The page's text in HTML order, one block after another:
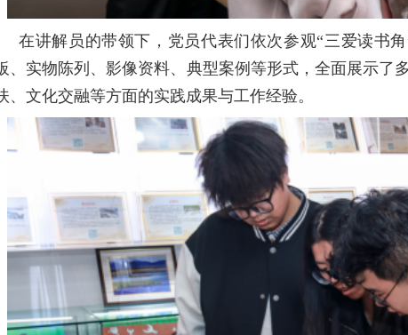
在讲解员的带领下，党员代表们依次参观“三爱读书角
、实物陈列、影像资料、典型案例等形式，全面展示了
、文化交融等方面的实践成果与工作经验。